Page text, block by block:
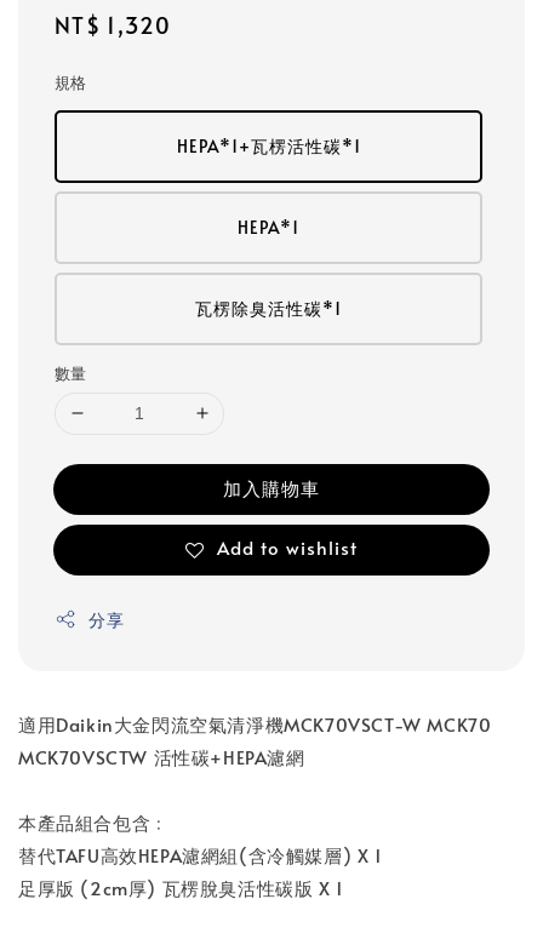
Regular
NT$ 1,320
規格
HEPA*1+瓦楞活性碳*1
HEPA*1
瓦楞除臭活性碳*1
數量
加入購物車
Add to wishlist
分享
適用Daikin大金閃流空氣清淨機MCK70VSCT-W MCK70
MCK70VSCTW 活性碳+HEPA濾網
本產品組合包含﹕
替代TAFU高效HEPA濾網組(含冷觸媒層) X 1
足厚版 (2cm厚) 瓦楞脫臭活性碳版 X 1